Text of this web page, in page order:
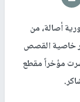
​أصالة​، من
خاصية القصص
مؤخراً مقطع